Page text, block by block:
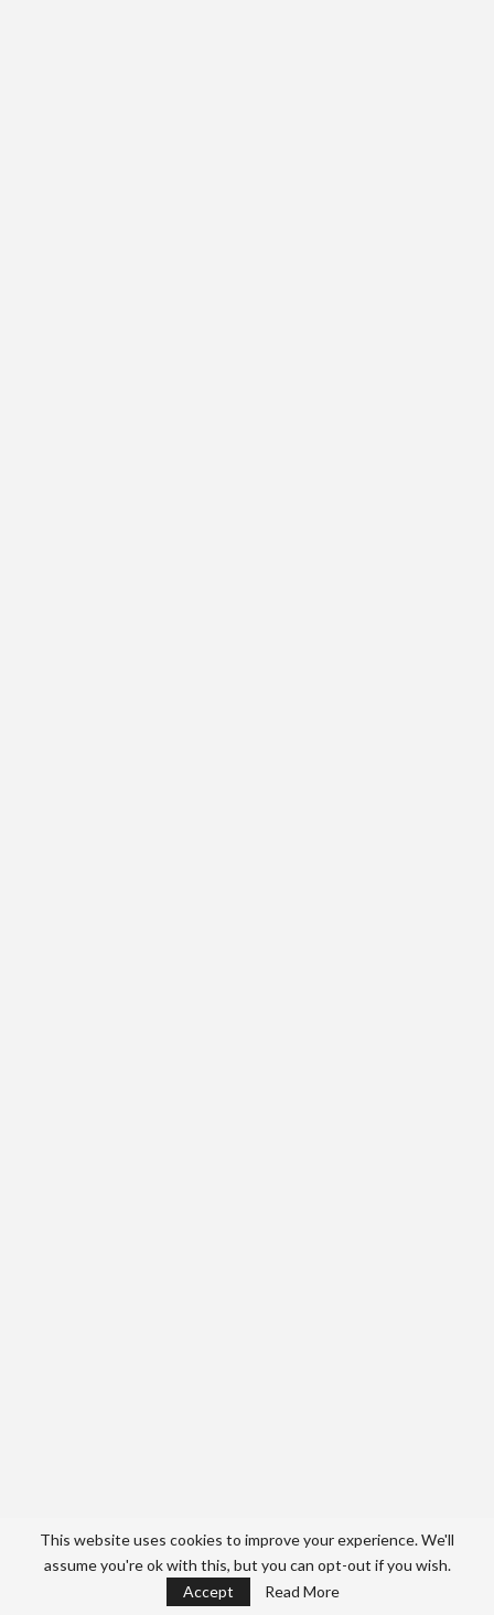
This website uses cookies to improve your experience. We'll
assume you're ok with this, but you can opt-out if you wish.
Accept
Read More